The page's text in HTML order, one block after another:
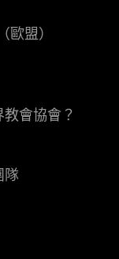
歐盟）
會協會？
隊